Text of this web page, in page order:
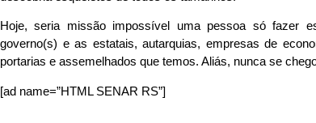
Hoje, seria missão impossível uma pessoa só fazer
governo(s) e as estatais, autarquias, empresas de
portarias e assemelhados que temos. Aliás, nunca se
[ad name=”HTML SENAR RS”]